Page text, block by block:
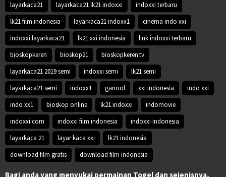
layarkaca21
layarkaca21 lk21 indoxxi
indoxxi terbaru
lk21 film indonesia
layarkaca21 indoxx1
cinema indo xxi
indoxxi layarkaca21
lk21 xxi indonesia
link indoxxi terbaru
bioskopkeren
bioskop21
bioskopkeren.tv
layarkaca21 2019 semi
indoxxi semi
lk21 semi
layarkaca21 semi
indoxx1 ganool xxi indonesia
indo xxi
indo xx1
bioskop online lk21 indoxxi
indomovie
indoxxi.com
indoxxi film indonesia
indoxxi indonesia
layarkaca 21
layar kaca xxi
lk21 indonesia
download film gratis
download film indonesia
Bagi anda yang menyukai permainan Togel dan sejenisnya,